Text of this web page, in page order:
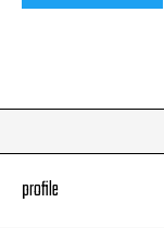
profile